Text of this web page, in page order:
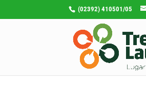
(02392) 410501/05